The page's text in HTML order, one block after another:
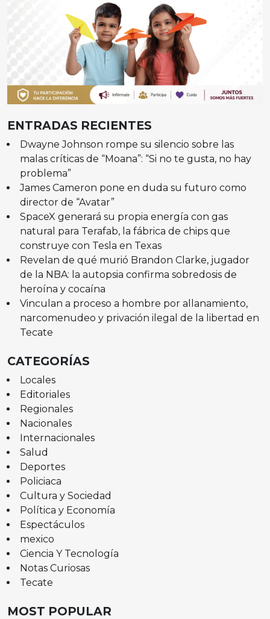
ENTRADAS RECIENTES
Dwayne Johnson rompe su silencio sobre las
malas críticas de “Moana”: “Si no te gusta, no hay
problema”
James Cameron pone en duda su futuro como
director de “Avatar”
SpaceX generará su propia energía con gas
natural para Terafab, la fábrica de chips que
construye con Tesla en Texas
Revelan de qué murió Brandon Clarke, jugador
de la NBA: la autopsia confirma sobredosis de
heroína y cocaína
Vinculan a proceso a hombre por allanamiento,
narcomenudeo y privación ilegal de la libertad en
Tecate
CATEGORÍAS
Locales
Editoriales
Regionales
Nacionales
Internacionales
Salud
Deportes
Policiaca
Cultura y Sociedad
Política y Economía
Espectáculos
mexico
Ciencia Y Tecnología
Notas Curiosas
Tecate
MOST POPULAR